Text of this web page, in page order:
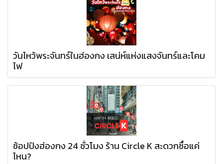
วันไหว้พระจันทร์ในฮ่องกง เสน่ห์แห่งแสงจันทร์และโคม
ไฟ
ช้อปปิงฮ่องกง 24 ชั่วโมง ร้าน Circle K สะดวกซื้อแค่
ไหน?